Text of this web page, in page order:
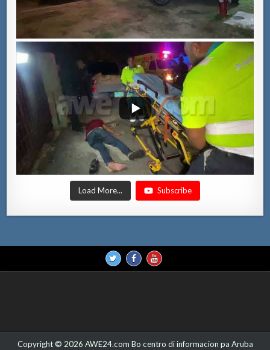
Load More... Subscribe
Copyright © 2026 AWE24.com Bo centro di informacion pa Aruba